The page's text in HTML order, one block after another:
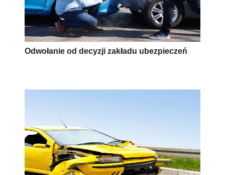
Odwołanie od decyzji zakładu ubezpieczeń